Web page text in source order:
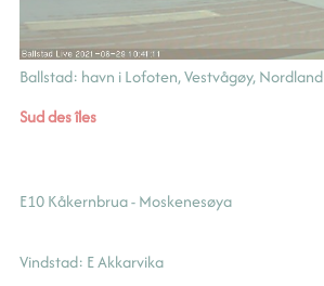
Ballstad: havn i Lofoten, Vestvågøy, Nordland
Sud des îles
E10 Kåkernbrua - Moskenesøya
Vindstad: E Akkarvika